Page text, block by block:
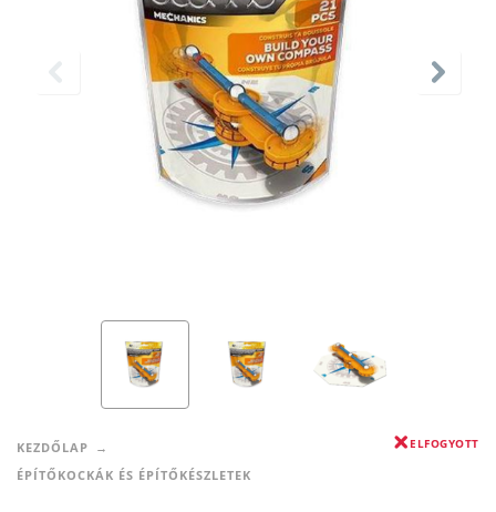
KEZDŐLAP
ÉPÍTŐKOCKÁK ÉS ÉPÍTŐKÉSZLETEK
ELFOGYOTT